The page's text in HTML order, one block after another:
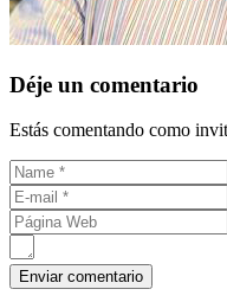
Déje un comentario
Estás comentando como